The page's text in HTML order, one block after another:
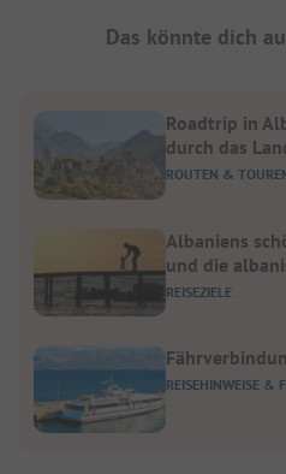
Das könnte dich
ROUTEN &
Roadtrip in
durch das
REISEZIELE
Albaniens
und die
REISEHINWEISE &